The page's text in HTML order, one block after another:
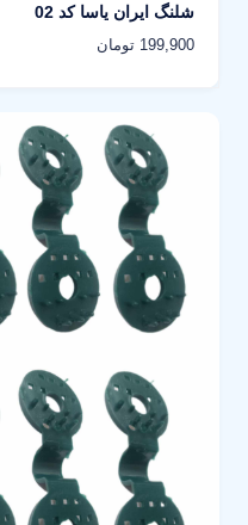
شلنگ ایران یاسا کد 02
199,900 تومان